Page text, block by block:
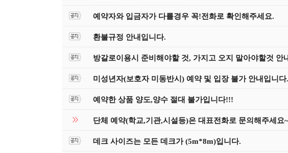
예약자와 입금자가 다를경우 꼭!전화로 확인해주세요.
환불규정 안내입니다.
방갈로이용시 준비해야할 것, 가지고 오지 말아야할것 안
미성년자(보호자 미동반시) 예약 및 입장 불가 안내입니
예약한 상품 양도,양수 절대 불가입니다!!!
>> 단체 예약(학교,기관,시설등)은 대표전화로 문의해주세요
데크 사이즈는 모든 데크가 (5m*8m)입니다.